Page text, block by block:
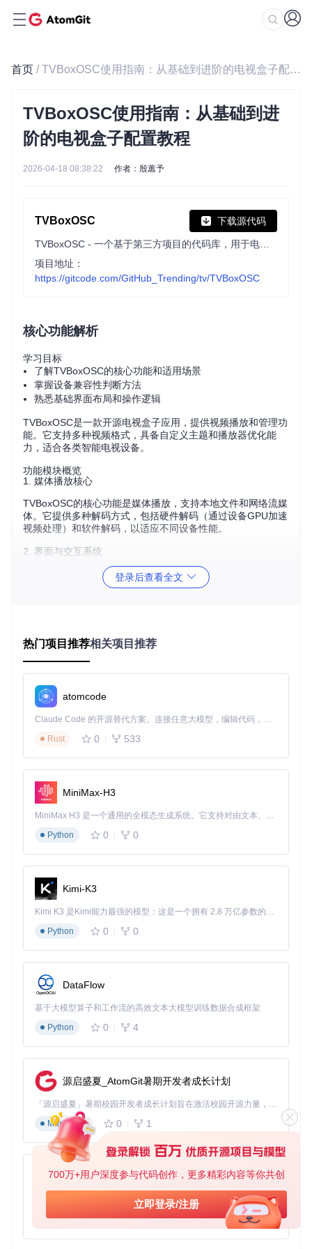
700万+用户深度参与代码创作，更多精彩内容等你共创
立即登录/注册
首页 / TVBoxOSC使用指南：从基础到进阶的电视盒子配置教程
TVBoxOSC使用指南：从基础到进
阶的电视盒子配置教程
2026-04-18 08:38:22 作者：殷蕙予
TVBoxOSC 下载源代码
项目地址：
https://gitcode.com/GitHub_Trending/tv/TVBoxOSC
核心功能解析
学习目标
了解TVBoxOSC的核心功能和适用场景
掌握设备兼容性判断方法
熟悉基础界面布局和操作逻辑
TVBoxOSC是一款开源电视盒子应用，提供视频播放和管理功
能。它支持多种视频格式，具备自定义主题和播放器优化能
力，适合各类智能电视设备。
功能模块概览
1. 媒体播放核心
TVBoxOSC的核心功能是媒体播放，支持本地文件和网络流媒
体。它提供多种解码方式，包括硬件解码（通过设备GPU加速
视频处理）和软件解码，以适应不同设备性能。
2. 界面与交互系统
应用采用简洁的遥控器友好界面，主要包含：
收藏夹：保存常用内容
3. 网络与连接管理
支持多种网络连接方式，包括WiFi和有线网络，可配置代理和
自定义DNS，确保在不同网络环境下的稳定使用。
设备兼容性判断
需求场景→推荐配置→兼容性说明
基础使用场景
推荐配置：Android 5.0以上，1GB内存，50MB存储空间
兼容性说明：可运行基本功能，但可能无法流畅播放高清视
频
高清播放场景
多任务处理场景
推荐配置：Android 10.0以上，4GB内存，500MB存储空间
场景化配置指南
学习目标
掌握不同安装方式的操作步骤
学会基础和高级配置方法
安装准备与环境检查
[ ] 存储空间是否满足要求
[ ] 网络连接是否稳定
[ ] 未知来源应用安装权限是否开启
安装方式选择
新手友好方案
🔧 步骤1：下载最新版本的APK安装包 🔧 步骤2：进入设备设
置，开启"未知来源应用"权限 🔧 步骤3：使用文件管理器找到
下载的APK文件 🔧 步骤4：点击安装并等待完成
[!WARNING] 仅从可信来源下载APK文件，避免安装恶意软
件。
开发者方案
登录后查看全文
热门项目推荐相关项目推荐
atomcode
Claude Code 的开源替代方案。连接任意大模型，编辑代码，运行命令，自动验证 — 全自动执行。用 Rust 构建，极致性能。 ｜ An open-source alternative to Claude Code. Connect any LLM, edit code, run commands, and verify changes — autonomously. Built in Rust for speed. Get Started
Rust
0 533
MiniMax-H3
MiniMax H3 是一个通用的全模态生成系统。它支持对由文本、图像、视频和音频组成的多模态上下文进行统一理解，并能生成分辨率高达 2K、时长可达 15 秒的带原生立体声音频的视频。得益于面向任务泛化的系统设计，H3 在预训练阶段就已具备广泛的多模态上下文理解与生成能力，能够出色地执行复杂的多模态指令。
Python
0 0
Kimi-K3
Kimi K3 是Kimi能力最强的模型：这是一个拥有 2.8 万亿参数的混合专家（MoE）模型，具备原生视觉理解能力，并支持 100 万 token 的上下文窗口。
Python
0 0
DataFlow
基于大模型算子和工作流的高效文本大模型训练数据合成框架
Python
0 4
源启盛夏_AtomGit暑期开发者成长计划
「源启盛夏」暑期校园开发者成长计划旨在激活校园开源力量，通过积分激励、认证扶持、资源倾斜等形式，引导高校组织和开发者完成「入驻 — 建项目 — 做贡献 — 获认证 — 得资源」的完整闭环。无论你是想带领社团入驻平台的组织者，还是希望用代码贡献证明自己的开发者，都能在这里找到属于你的成长路径。
Markdown
0 1
py-xiaozhi
基于Python的Xiaozhi AI，适用于想要完整Xiaozhi体验而无需拥有专用硬件的用户。
Python
0 1